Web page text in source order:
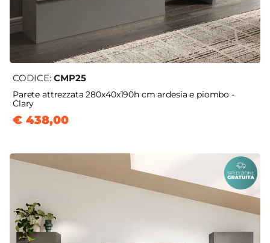
CODICE: CMP25
Parete attrezzata 280x40x190h cm ardesia e piombo -
Clary
€ 438,00